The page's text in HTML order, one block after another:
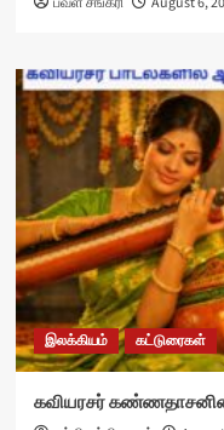
இலக்கியம் கட்டுரைகள்
கவியரசர்